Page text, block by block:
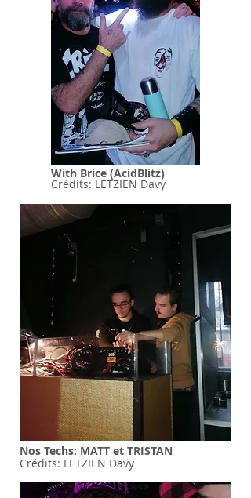
Crédits: LETZIEN Davy
With Brice (AcidBlitz)
Nos Techs: MATT et TRISTAN
Crédits: LETZIEN Davy